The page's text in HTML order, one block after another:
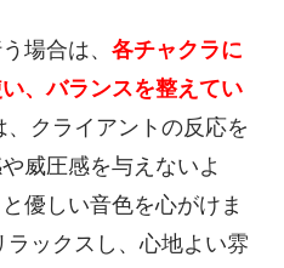
場合は、 各チャクラに
、バランスを整えてい
クライアントの反応を
威圧感を与えないよ
優しい音色を心がけま
ラックスし、心地よい雰